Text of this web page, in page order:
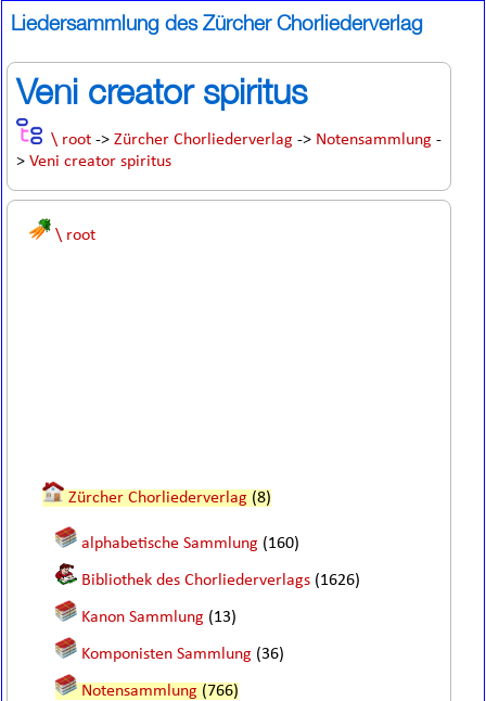
Liedersammlung des Zürcher Chorliederverlag
Veni creator spiritus
\ root ->Zürcher Chorliederverlag -> Notensammlung -
>Veni creator spiritus
\ root
Zürcher Chorliederverlag (8)
alphabetische Sammlung (160)
Bibliothek des Chorliederverlags (1626)
Kanon Sammlung (13)
Komponisten Sammlung (36)
Notensammlung (766)